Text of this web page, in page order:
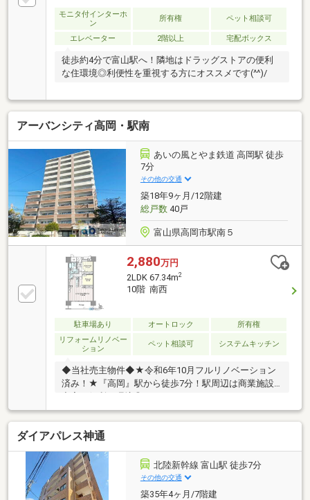
モニタ付インターホ
ン
所有権 ペット相談可
エレベーター 2階以上 宅配ボックス
徒歩約4分で富山駅へ！隣地はドラッグストアの便利
な住環境◎利便性を重視する方にオススメです(^^)/
アーバンシティ高岡・駅南
あいの風とやま鉄道 高岡駅 徒歩
7分
その他の交通
築18年9ヶ月/12階建
総戸数40戸
富山県高岡市駅南５
2,880万円
2LDK 67.34m2
10階 南西
駐車場あり オートロック
所有権
リフォームリノベー
ション
ペット相談可 システムキッチン
◆当社売主物件◆★令和6年10月フルリノベーション
済み！★『高岡』駅から徒歩7分！駅周辺は商業施設
ダイアパレス神通
北陸新幹線 富山駅 徒歩7分
その他の交通
築35年4ヶ月/7階建